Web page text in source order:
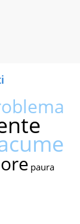
paura